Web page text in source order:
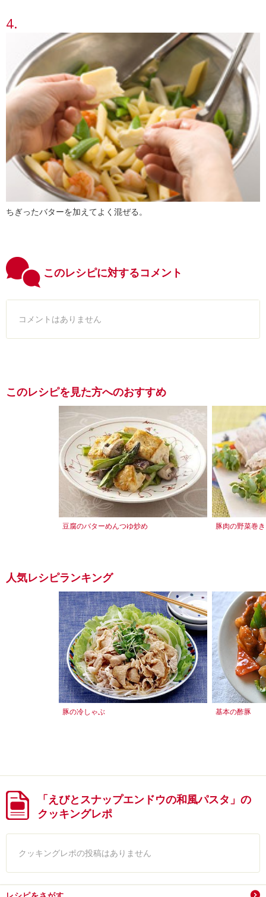
ちぎったバターを加えてよく混ぜる。
このレシピに対するコメント
コメントはありません
このレシピを見た方へのおすすめ
豆腐のバターめんつゆ炒め 豚肉の野菜巻
人気レシピランキング
豚の冷しゃぶ 基本の酢豚
「えびとスナップエンドウの和風パスタ」の
クッキングレポ
クッキングレポの投稿はありません